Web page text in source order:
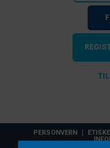
PERSONVERN